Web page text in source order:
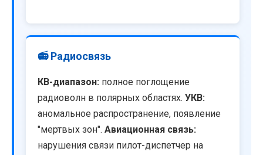
📻 Радиосвязь
КВ-диапазон: полное поглощение
радиоволн в полярных областях. УКВ:
аномальное распространение, появление
"мертвых зон". Авиационная связь:
нарушения связи пилот-диспетчер на